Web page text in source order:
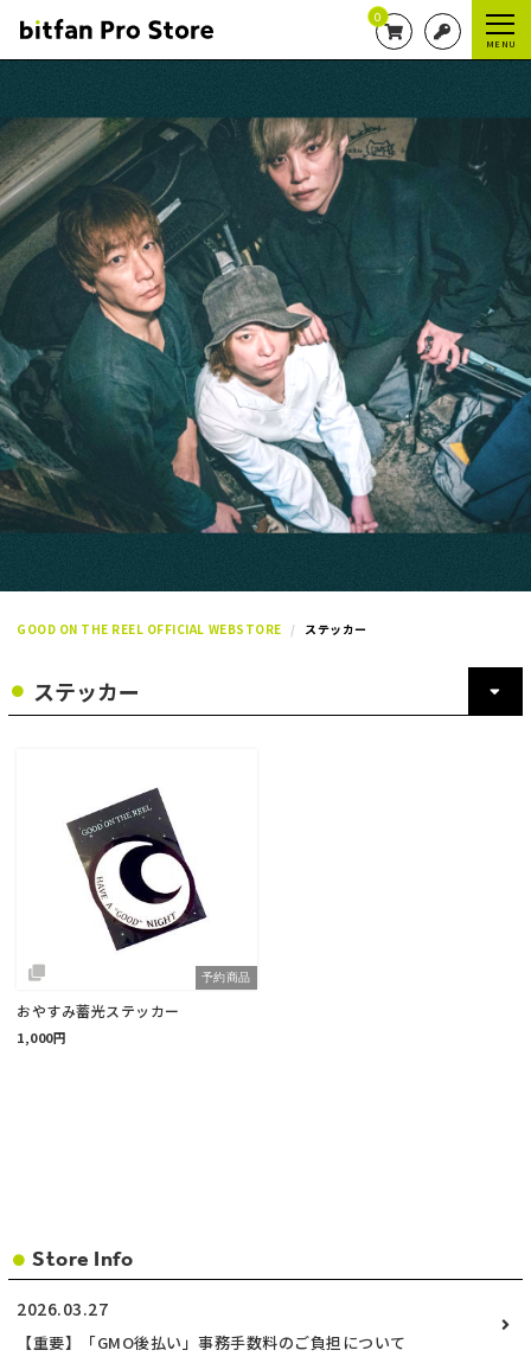
0
MENU
GOOD ON THE REEL OFFICIAL WEBSTORE ​ステッカー
予約商品
おやすみ蓄光ステッカー
1,000円
Store Info
2026.03.27
【重要】「GMO後払い」事務手数料のご負担について